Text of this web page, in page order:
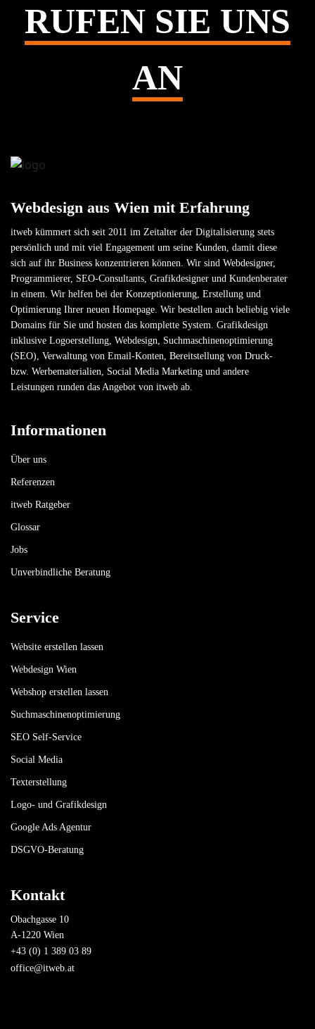
RUFEN SIE UNS
AN
Webdesign aus Wien mit Erfahrung
itweb kümmert sich seit 2011 im Zeitalter der Digitalisierung stets
persönlich und mit viel Engagement um seine Kunden, damit diese
sich auf ihr Business konzentrieren können. Wir sind Webdesigner,
Programmierer, SEO-Consultants, Grafikdesigner und Kundenberater
in einem. Wir helfen bei der Konzeptionierung, Erstellung und
Optimierung Ihrer neuen Homepage. Wir bestellen auch beliebig viele
Domains für Sie und hosten das komplette System. Grafikdesign
inklusive Logoerstellung, Webdesign, Suchmaschinen­optimierung
(SEO), Verwaltung von Email-Konten, Bereitstellung von Druck-
bzw. Werbematerialien, Social Media Marketing und andere
Leistungen runden das Angebot von itweb ab.
Informationen
Über uns
Referenzen
itweb Ratgeber
Glossar
Jobs
Unverbindliche Beratung
Service
Website erstellen lassen
Webdesign Wien
Webshop erstellen lassen
Suchmaschinenoptimierung
SEO Self-Service
Social Media
Texterstellung
Logo- und Grafikdesign
Google Ads Agentur
DSGVO-Beratung
Kontakt
Obachgasse 10
A-1220 Wien
+43 (0) 1 389 03 89
office@itweb.at